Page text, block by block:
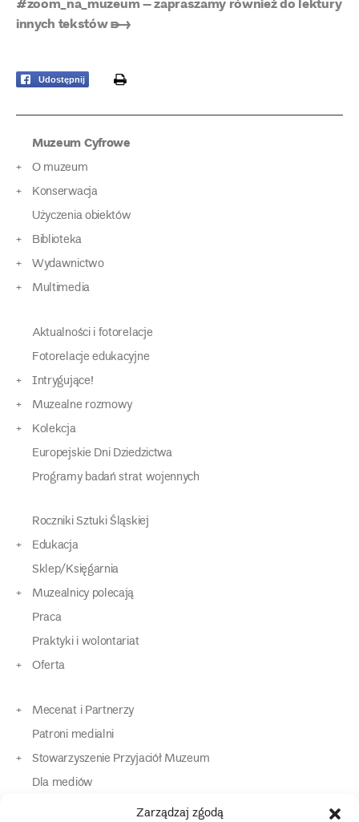
Zarządzaj zgodą
innych tekstów ➸
Udostępnij print
Muzeum Cyfrowe
O muzeum
Konserwacja
Użyczenia obiektów
Biblioteka
Wydawnictwo
Multimedia
Aktualności i fotorelacje
Fotorelacje edukacyjne
Intrygujące!
Muzealne rozmowy
Kolekcja
Europejskie Dni Dziedzictwa
Programy badań strat wojennych
Roczniki Sztuki Śląskiej
Edukacja
Sklep/Księgarnia
Muzealnicy polecają
Praca
Praktyki i wolontariat
Oferta
Mecenat i Partnerzy
Patroni medialni
Stowarzyszenie Przyjaciół Muzeum
Dla mediów
Dla osób o specjalnych potrzebach